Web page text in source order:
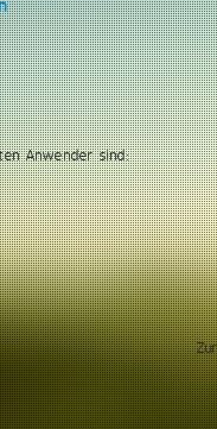
Anwender sind: